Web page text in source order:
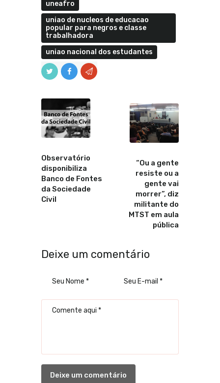
uneafro
uniao de nucleos de educacao
popular para negros e classe
trabalhadora
uniao nacional dos estudantes
Observatório
disponibiliza
Banco de Fontes
da Sociedade
Civil
“Ou a gente
resiste ou a
gente vai
morrer”, diz
militante do
MTST em aula
pública
Deixe um comentário